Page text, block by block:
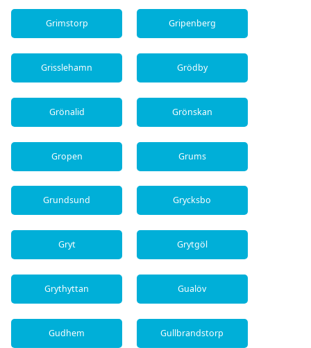
Grimstorp Gripenberg
Grisslehamn Grödby
Grönalid Grönskan
Gropen Grums
Grundsund Grycksbo
Gryt Grytgöl
Grythyttan Gualöv
Gudhem Gullbrandstorp